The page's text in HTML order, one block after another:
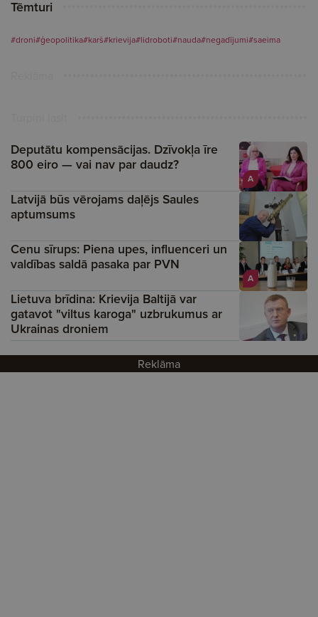
Tēmturi
#droni#ģeopolitika#karš#krievija#lidroboti#nauda#negadījumi#saeima
A
Deputātu kompensācijas. Dzīvokļa īre
800 eiro — vai nav par daudz?
Latvijā būs vērojams daļējs Saules
aptumsums
A
Cenu sīrups: Piena upes, influenceri un
valdības saldā pasaka par PVN
Lietuva brīdina: Krievija Baltijā var
gatavot "viltus karoga" uzbrukumus ar
Ukrainas droniem
Reklāma